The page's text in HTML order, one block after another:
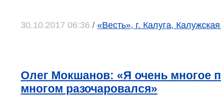
30.10.2017 06:36 / «Весть», г. Калуга,
Олег Мокшанов: «Я очень многое
многом разочаровался»